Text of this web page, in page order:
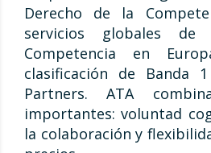
Derecho de la
servicios globales
Competencia en
clasificación de Banda
Partners. ATA
importantes: voluntad
la colaboración y